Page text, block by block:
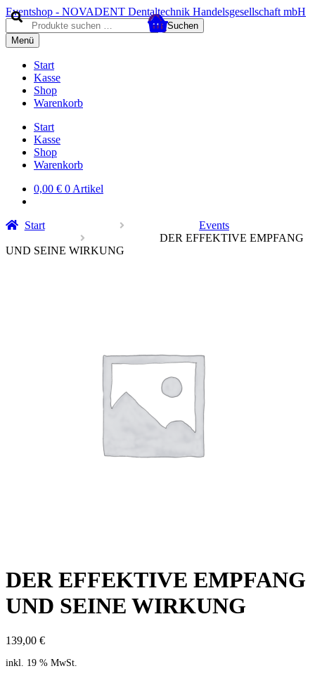
Zur
Navigation
springen
Zum
Inhalt
springen
Eventshop - NOVADENT Dentaltechnik Handelsgesellschaft mbH
Suche
nach:
Suchen
Menü
Start
Kasse
Shop
Warenkorb
Start
Kasse
Shop
Warenkorb
0,00 € 0 Artikel
Start
Events
DER EFFEKTIVE EMPFANG
UND SEINE WIRKUNG
DER EFFEKTIVE EMPFANG
UND SEINE WIRKUNG
139,00 €
inkl. 19 % MwSt.